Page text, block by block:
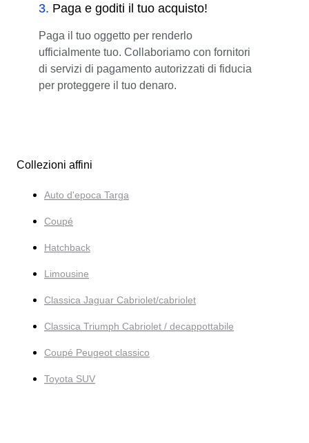
3. Paga e goditi il tuo acquisto!
Paga il tuo oggetto per renderlo
ufficialmente tuo. Collaboriamo con fornitori
di servizi di pagamento autorizzati di fiducia
per proteggere il tuo denaro.
Collezioni affini
Auto d'epoca Targa
Coupé
Hatchback
Limousine
Classica Jaguar Cabriolet/cabriolet
Classica Triumph Cabriolet / decappottabile
Coupé Peugeot classico
Toyota SUV